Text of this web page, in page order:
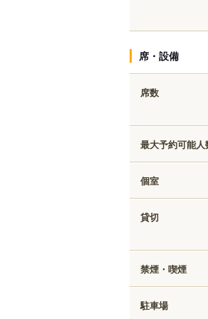
席・設備
席数
最大予約可能人
個室
貸切
禁煙・喫煙
駐車場